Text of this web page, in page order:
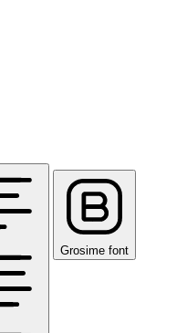
Grosime font